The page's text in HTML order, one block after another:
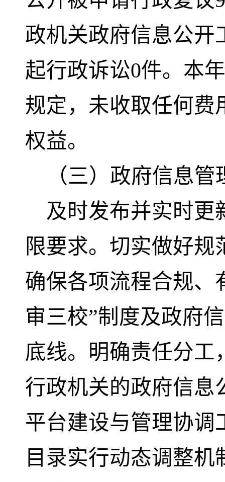
政机关政府信息公开
起行政诉讼0件。本
规定，未收取任何费
权益。
（三）政府信息管
及时发布并实时更
限要求。切实做好
确保各项流程合规、
审三校”制度及政府
底线。明确责任分工
行政机关的政府信息
平台建设与管理协调
目录实行动态调整